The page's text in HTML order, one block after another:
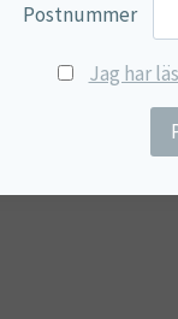
Vitamin D3 4000iu (100
Postnummer
Jag har